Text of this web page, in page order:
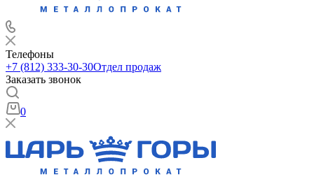
Телефоны
+7 (812) 333-30-30Отдел продаж
Заказать звонок
0